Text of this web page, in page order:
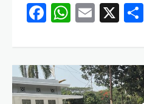
Facebook
WhatsApp
Email
X